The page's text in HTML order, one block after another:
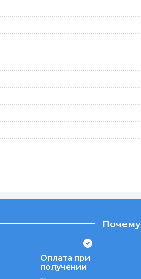
Почему
Оплата при
получении